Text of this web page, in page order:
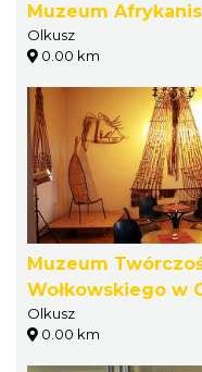
Muzeum
Olkusz
0.00 km
Muzeum
Wołkowskiego w
Olkusz
0.00 km